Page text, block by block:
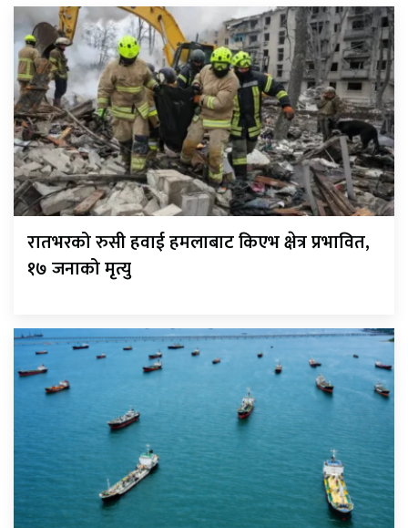
रातभरको रुसी हवाई हमलाबाट किएभ क्षेत्र प्रभावित,
१७ जनाको मृत्यु